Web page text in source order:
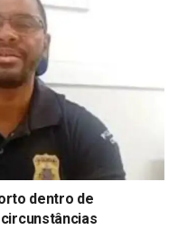
dentro de